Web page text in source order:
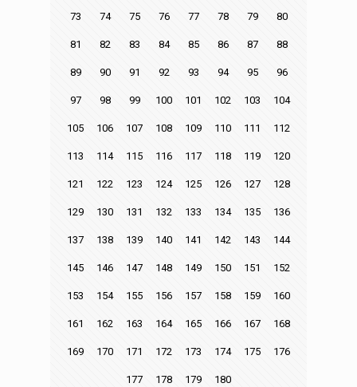
73 74 75 76 77 78 79 80
81 82 83 84 85 86 87 88
89 90 91 92 93 94 95 96
97 98 99 100 101 102 103 104
105 106 107 108 109 110 111 112
113 114 115 116 117 118 119 120
121 122 123 124 125 126 127 128
129 130 131 132 133 134 135 136
137 138 139 140 141 142 143 144
145 146 147 148 149 150 151 152
153 154 155 156 157 158 159 160
161 162 163 164 165 166 167 168
169 170 171 172 173 174 175 176
177 178 179 180